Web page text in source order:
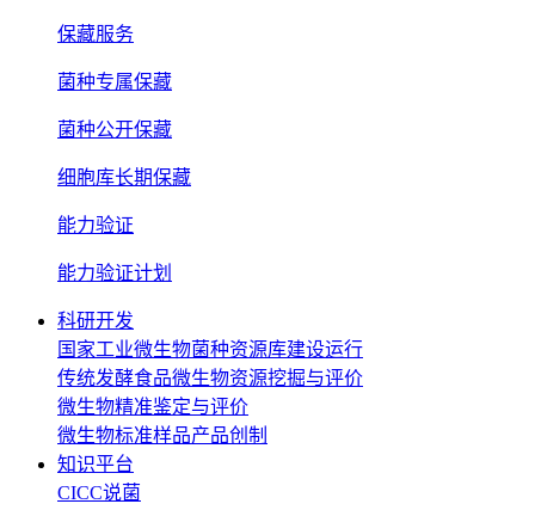
保藏服务
菌种专属保藏
菌种公开保藏
细胞库长期保藏
能力验证
能力验证计划
科研开发
国家工业微生物菌种资源库建设运行
传统发酵食品微生物资源挖掘与评价
微生物精准鉴定与评价
微生物标准样品产品创制
知识平台
CICC说菌